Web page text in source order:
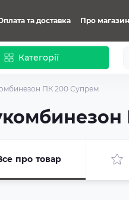
та доставка Про магазин
Категорії
ПК 200 Супрем
про товар